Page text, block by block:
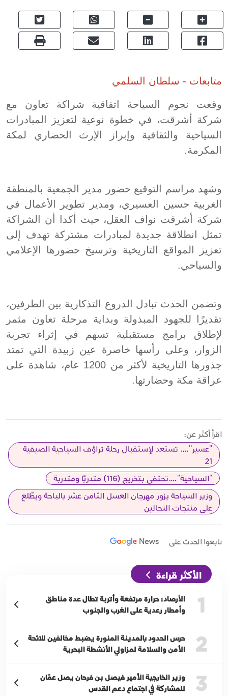
متابعات - سلطان السلمي
وقعت نجوم السياحة اتفاقية شراكة تعاون مع
شركة أشرقت، في خطوة نوعية لتعزيز المبادرات
السياحية والثقافية وإبراز الإرث الحضاري لمكة
المكرمة.
وشهد مراسم التوقيع حضور مدير الجمعية بالمنطقة
الغربية حسين العسيري، ومدير تطوير الأعمال في
شركة أشرقت نواف العقل، حيث أكدا أن الشراكة
تمثل انطلاقة جديدة لمبادرات مشتركة تهدف إلى
تعزيز المواقع التاريخية وترسيخ حضورها الإعلامي
والسياحي.
وتضمن الحدث تبادل الدروع التذكارية بين الطرفين،
تقديرًا للجهود المبذولة وبداية مرحلة تعاون مثمر
لإطلاق برامج مستقبلية تسهم في إثراء تجربة
الزوار، وعلى رأسها خاصرة عين زبيدة التي تمتد
جذورها التاريخية لأكثر من 1200 عام، شاهدة على
عراقة مكة وحضارتها.
اقرأ أكثر عن:
"عسير"…. تستعد لإستقبال رحلة تراؤف السياحية الصيفية
21
"السياحية"….تحتفي بتخريج (116) متدربًا ومتدربة
وزير السياحة يزور مهرجان العسل الثامن عشر بالباحة ويطّلع
على منتجات النحالين
تابعوا الحدث على
الأكثر قراءة
1
الأرصاد: حرارة مرتفعة وأتربة تطال عدة مناطق
وأمطار رعدية على الغرب والجنوب
2
حرس الحدود بالمدينة المنورة يضبط مخالفين للائحة
الأمن والسلامة لمزاولي الأنشطة البحرية
3
وزير الخارجية الأمير فيصل بن فرحان يصل عمّان
للمشاركة في اجتماع دعم القدس